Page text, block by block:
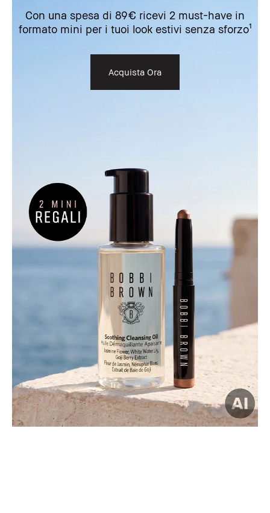
Con una spesa di 89€ ricevi 2 must-have in
formato mini per i tuoi look estivi senza sforzo¹
Acquista Ora